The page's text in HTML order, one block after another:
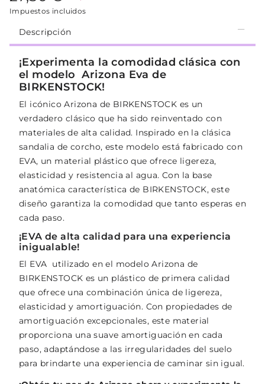
Impuestos incluidos
Descripción
¡Experimenta la comodidad clásica con
el modelo Arizona Eva de
BIRKENSTOCK!
El icónico Arizona de BIRKENSTOCK es un
verdadero clásico que ha sido reinventado con
materiales de alta calidad. Inspirado en la clásica
sandalia de corcho, este modelo está fabricado con
EVA, un material plástico que ofrece ligereza,
elasticidad y resistencia al agua. Con la base
anatómica característica de BIRKENSTOCK, este
diseño garantiza la comodidad que tanto esperas en
cada paso.
¡EVA de alta calidad para una experiencia
inigualable!
El EVA utilizado en el modelo Arizona de
BIRKENSTOCK es un plástico de primera calidad
que ofrece una combinación única de ligereza,
elasticidad y amortiguación. Con propiedades de
amortiguación excepcionales, este material
proporciona una suave amortiguación en cada
paso, adaptándose a las irregularidades del suelo
para brindarte una experiencia de caminar sin igual.